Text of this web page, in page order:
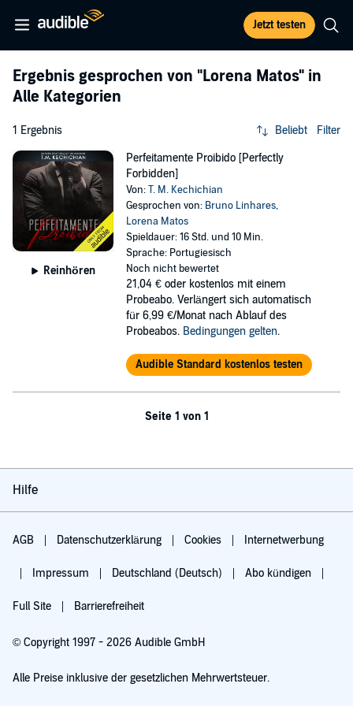
Jetzt testen
Ergebnis gesprochen von "Lorena Matos" in
Alle Kategorien
1 Ergebnis Beliebt Filter
Reinhören
Perfeitamente Proibido [Perfectly
Forbidden]
Von:T. M. Kechichian
Gesprochen von: Bruno Linhares,
Lorena Matos
Spieldauer: 16 Std. und 10 Min.
Sprache: Portugiesisch
Noch nicht bewertet
21,04 € oder kostenlos mit einem
Probeabo. Verlängert sich automatisch
für 6,99 €/Monat nach Ablauf des
Probeabos. Bedingungen gelten.
Audible Standard kostenlos testen
Seite 1 von 1
Hilfe
AGB Datenschutzerklärung Cookies Internetwerbung
Impressum Deutschland (Deutsch) Abo kündigen
Full Site Barrierefreiheit
© Copyright 1997 - 2026 Audible GmbH
Alle Preise inklusive der gesetzlichen Mehrwertsteuer.